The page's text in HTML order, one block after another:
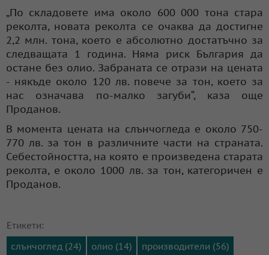
„По складовете има около 600 000 тона стара
реколта, новата реколта се очаква да достигне
2,2 млн. тона, което е абсолютно достатъчно за
следващата 1 година. Няма риск България да
остане без олио. Забраната се отрази на цената
- някъде около 120 лв. повече за тон, което за
нас означава по-малко загуби“, каза още
Проданов.
В момента цената на слънчогледа е около 750-
770 лв. за тон в различните части на страната.
Себестойността, на която е произведена старата
реколта, е около 1000 лв. за тон, категоричен е
Проданов.
Етикети:
слънчоглед (24)
олио (14)
производители (56)